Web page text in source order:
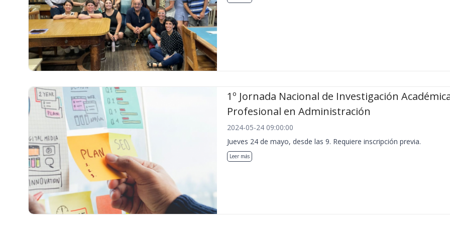
1º Jornada Nacional de Investigación
Profesional en Administración
2024-05-24 09:00:00
Jueves 24 de mayo, desde las 9. Requiere inscripción previa.
Leer más